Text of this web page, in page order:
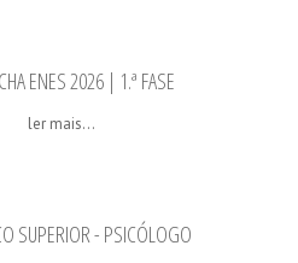
ENES 2026 | 1.ª FASE
ler mais...
SUPERIOR - PSICÓLOGO